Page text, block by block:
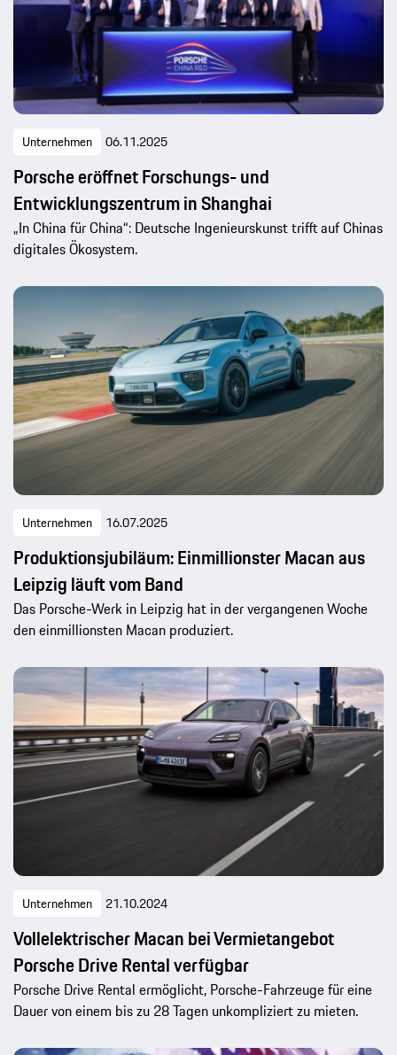
Unternehmen 06.11.2025
Porsche eröffnet Forschungs- und
Entwicklungszentrum in Shanghai
„In China für China“: Deutsche Ingenieurskunst trifft auf Chinas
digitales Ökosystem.
Unternehmen 16.07.2025
Produktionsjubiläum: Einmillionster Macan aus
Leipzig läuft vom Band
Das Porsche-Werk in Leipzig hat in der vergangenen Woche
den einmillionsten Macan produziert.
Unternehmen 21.10.2024
Vollelektrischer Macan bei Vermietangebot
Porsche Drive Rental verfügbar
Porsche Drive Rental ermöglicht, Porsche-Fahrzeuge für eine
Dauer von einem bis zu 28 Tagen unkompliziert zu mieten.